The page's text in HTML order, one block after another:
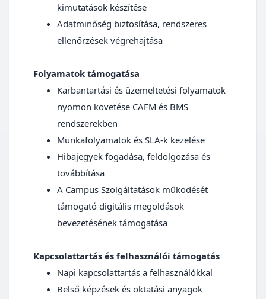
kimutatások készítése
Adatminőség biztosítása, rendszeres
ellenőrzések végrehajtása
Folyamatok támogatása
Karbantartási és üzemeltetési folyamatok
nyomon követése CAFM és BMS
rendszerekben
Munkafolyamatok és SLA-k kezelése
Hibajegyek fogadása, feldolgozása és
továbbítása
A Campus Szolgáltatások működését
támogató digitális megoldások
bevezetésének támogatása
Kapcsolattartás és felhasználói támogatás
Napi kapcsolattartás a felhasználókkal
Belső képzések és oktatási anyagok